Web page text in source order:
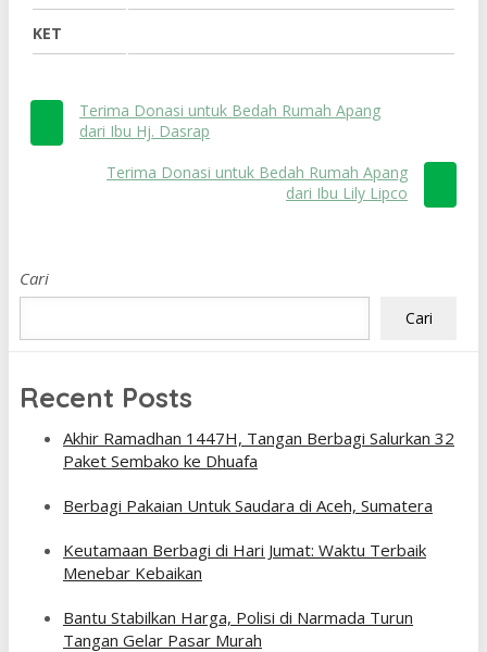
KET
Terima Donasi untuk Bedah Rumah Apang
dari Ibu Hj. Dasrap
Terima Donasi untuk Bedah Rumah Apang
dari Ibu Lily Lipco
Cari
Cari
Recent Posts
Akhir Ramadhan 1447H, Tangan Berbagi Salurkan 32
Paket Sembako ke Dhuafa
Berbagi Pakaian Untuk Saudara di Aceh, Sumatera
Keutamaan Berbagi di Hari Jumat: Waktu Terbaik
Menebar Kebaikan
Bantu Stabilkan Harga, Polisi di Narmada Turun
Tangan Gelar Pasar Murah